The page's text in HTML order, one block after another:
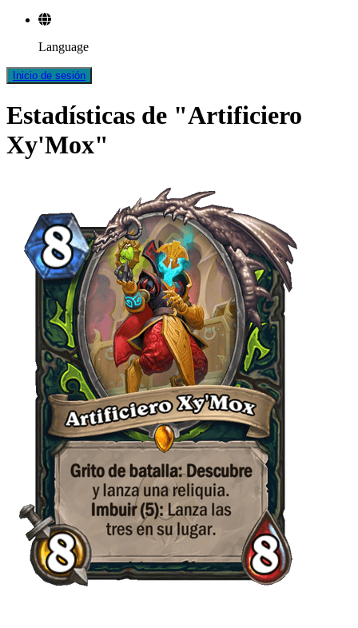
Language
Inicio de sesión
Estadísticas de "Artificiero
Xy'Mox"